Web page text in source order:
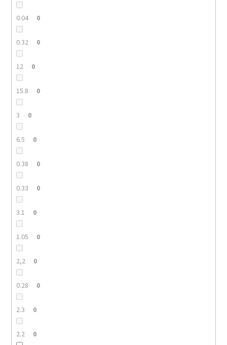
0.04 0
0.32 0
12 0
15.8 0
3 0
6.5 0
0.38 0
0.33 0
3.1 0
1.05 0
2,2 0
0.28 0
2.3 0
2.2 0